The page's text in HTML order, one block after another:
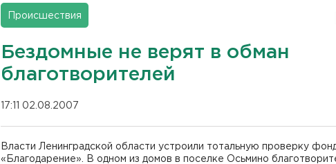
Происшествия
Бездомные не верят в обман
благотворителей
17:11 02.08.2007
Власти Ленинградской области устроили тотальную проверку
«Благодарение». В одном из домов в поселке Осьмино